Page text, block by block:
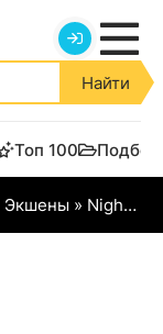
Найти
Топ 100
Экшены » Night of the Dead